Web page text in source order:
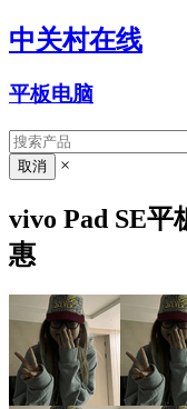
中关村在线
平板电脑
×
vivo Pad SE平
惠